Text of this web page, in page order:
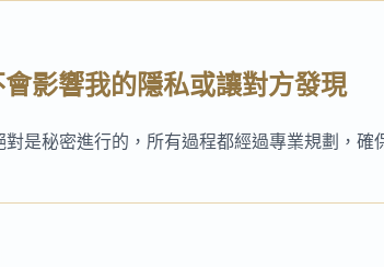
影響我的隱私或讓對方發現
是秘密進行的，所有過程都經過專業規劃，